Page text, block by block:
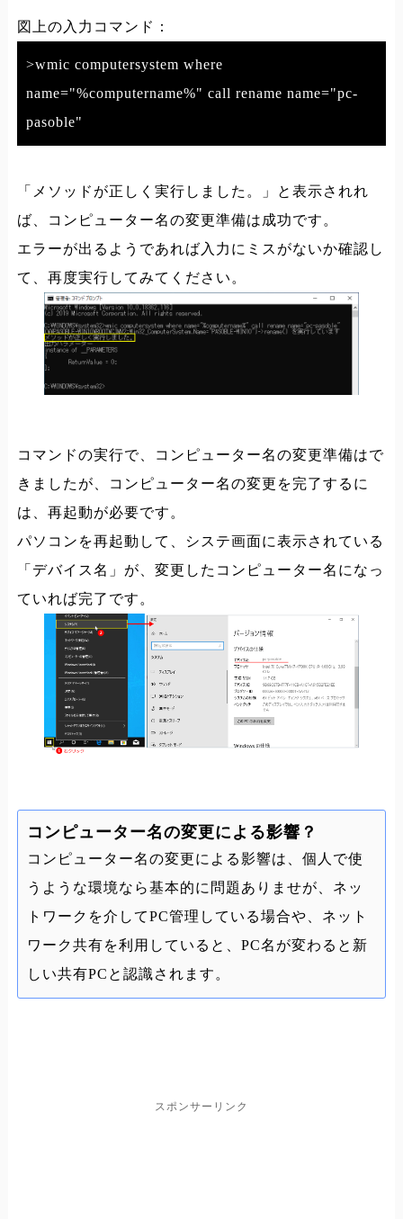
図上の入力コマンド：
>wmic computersystem where
name="%computername%" call rename name="pc-
pasoble"
「メソッドが正しく実行しました。」と表示されれ
ば、コンピューター名の変更準備は成功です。
エラーが出るようであれば入力にミスがないか確認し
て、再度実行してみてください。
コマンドの実行で、コンピューター名の変更準備はで
きましたが、コンピューター名の変更を完了するに
は、再起動が必要です。
パソコンを再起動して、システ画面に表示されている
「デバイス名」が、変更したコンピューター名になっ
ていれば完了です。
コンピューター名の変更による影響？
コンピューター名の変更による影響は、個人で使
うような環境なら基本的に問題ありませが、ネッ
トワークを介してPC管理している場合や、ネット
ワーク共有を利用していると、PC名が変わると新
しい共有PCと認識されます。
スポンサーリンク